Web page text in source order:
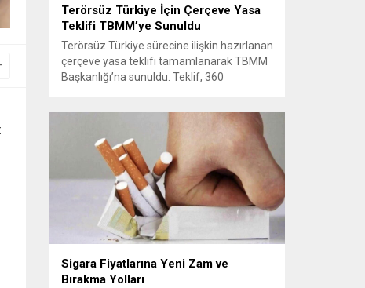
-
Terörsüz Türkiye İçin Çerçeve Yasa
Teklifi TBMM’ye Sunuldu
Terörsüz Türkiye sürecine ilişkin hazırlanan
çerçeve yasa teklifi tamamlanarak TBMM
Başkanlığı’na sunuldu. Teklif, 360
grubundan milletvekillerinin desteğiyle
hazırlandı. Çerçeve düzenleme kısa süre
içinde Adalet Komisyonu’nda görüşülecek
ve Genel Kurul gündemine alınması
bekleniyor. Teklifin TBMM’de ele
alınmasıyla süreçte...
Sigara Fiyatlarına Yeni Zam ve
Bırakma Yolları